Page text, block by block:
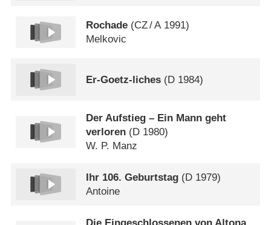
Rochade (CZ/A1991)
Melkovic
Er-Goetz-liches (D 1984)
Der Aufstieg – Ein Mann geht
verloren (D 1980)
W. P. Manz
Ihr 106. Geburtstag (D 1979)
Antoine